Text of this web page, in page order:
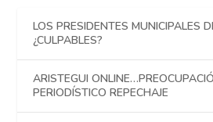
LOS PRESIDENTES MUNICIPALES
¿CULPABLES?
ARISTEGUI
PERIODÍSTICO REPECHAJE